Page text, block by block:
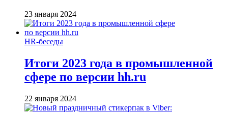
23 января 2024
HR-беседы
Итоги 2023 года в промышленной
сфере по версии hh.ru
22 января 2024